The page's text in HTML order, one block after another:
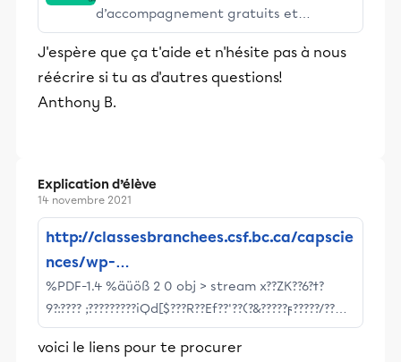
d’accompagnement gratuits et
stimulants, Alloprof engage les élèves
et leurs parents dans la réussite
éducative.
J'espère que ça t'aide et n'hésite pas à nous
réécrire si tu as d'autres questions!
Anthony B.
Explication d’élève
14 novembre 2021
http://classesbranchees.csf.bc.ca/capscie
nces/wp-
content/uploads/sites/12/Re%CC%81acti
ons-chimiques-exercices.pdf
%PDF-1.4 %äüöß 2 0 obj > stream x??ZK??6?ϯ?
9?:???? ;?????????iQd[$???R??Ef??'??(?&?????ϝ?????/??
~~??U??????ul??&}????a???_????G?_?????ݻ0?
4{xTv??????*??@?"]??F?4?%=??#ݟ??L?B?>?Z??\?y7?5=?
voici le liens pour te procurer